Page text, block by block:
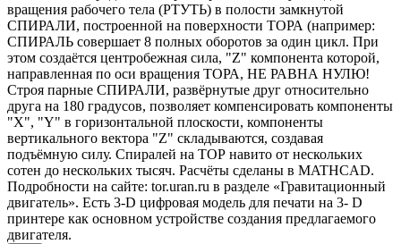
вращения рабочего тела (РТУТЬ) в полости замкнутой
СПИРАЛИ, построенной на поверхности ТОРА (например:
СПИРАЛЬ совершает 8 полных оборотов за один цикл. При
этом создаётся центробежная сила, "Z" компонента которой,
направленная по оси вращения ТОРА, НЕ РАВНА НУЛЮ!
Строя парные СПИРАЛИ, развёрнутые друг относительно
друга на 180 градусов, позволяет компенсировать компоненты
"X", "Y" в горизонтальной плоскости, компоненты
вертикального вектора "Z" складываются, создавая
подъёмную силу. Спиралей на ТОР навито от нескольких
сотен до нескольких тысяч. Расчёты сделаны в MATHCAD.
Подробности на сайте: tor.uran.ru в разделе «Гравитационный
двигатель». Есть 3-D цифровая модель для печати на 3- D
принтере как основном устройстве создания предлагаемого
двигателя.